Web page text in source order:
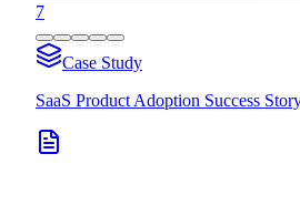
7
Case Study
SaaS Product Adoption Success